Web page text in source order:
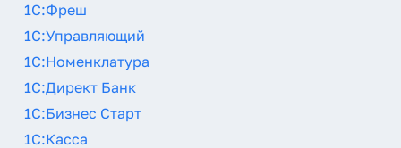
1С:Фреш
1С:Управляющий
1С:Номенклатура
1С:Директ Банк
1С:Бизнес Старт
1С:Касса